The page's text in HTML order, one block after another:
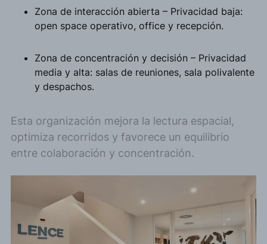
Zona de interacción abierta – Privacidad baja:
open space operativo, office y recepción.
Zona de concentración y decisión – Privacidad
media y alta: salas de reuniones, sala polivalente
y despachos.
Esta organización mejora la lectura espacial,
optimiza recorridos y favorece un equilibrio
entre colaboración y concentración.